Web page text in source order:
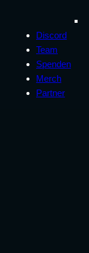
Discord
Team
Spenden
Merch
Partner